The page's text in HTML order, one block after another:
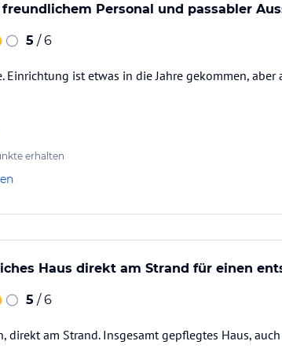
Sie sehr willkommen.
hausgemachte und phantasievolle Grand
"Home is where the Gin is".
Sie sehr willkommen.
mit Innenpool 8x12 m mit Tageslicht
Personal und passabler
5 / 6
Einrichtung ist etwas in die Jahre gekommen,
erhalten
Haus direkt am Strand für einen
5 / 6
direkt am Strand. Insgesamt gepflegtes Haus,